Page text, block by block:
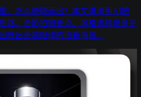
，怎么脱颖而出？本文讲清用AI把
路、合影拍摄要点、风格选择与多平
做出更抓眼球的招新海报。